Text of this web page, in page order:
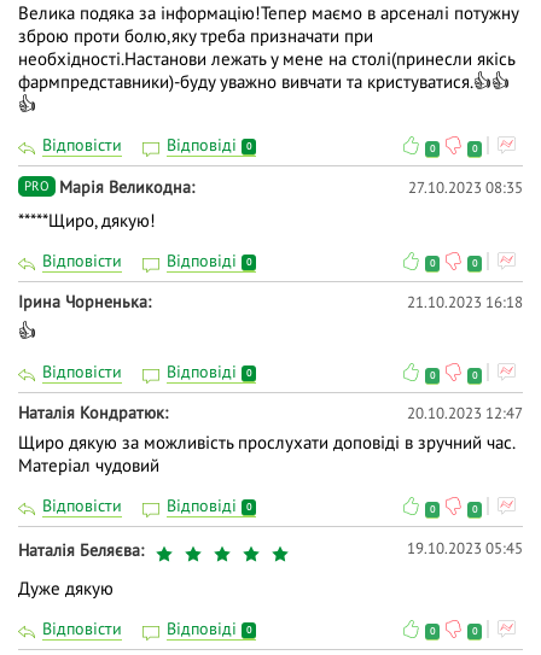
Велика подяка за інформацію!Тепер маємо в арсеналі потужну
зброю проти болю,яку треба призначати при
необхідності.Настанови лежать у мене на столі(принесли якісь
фармпредставники)-буду уважно вивчати та кристуватися.👍👍
👍
Відповісти Відповіді 0 0 0
PRO Марія Великодна 27.10.2023 08:35
*****Щиро, дякую!
Відповісти Відповіді 0 0 0
Ірина Чорненька 21.10.2023 16:18
👍
Відповісти Відповіді 0 0 0
Наталія Кондратюк 20.10.2023 12:47
Щиро дякую за можливість прослухати доповіді в зручний час.
Матеріал чудовий
Відповісти Відповіді 0 0 0
Наталія Беляєва 19.10.2023 05:45
Дуже дякую
Відповісти Відповіді 0 0 0